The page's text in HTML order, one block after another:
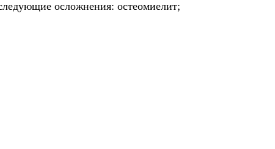
осложнения: остеомиелит;